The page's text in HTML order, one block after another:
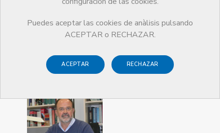
Puedes aceptar las cookies de anàlisis pulsando
ACEPTAR o RECHAZAR.
ACEPTAR RECHAZAR
Guardonat Edició 2010